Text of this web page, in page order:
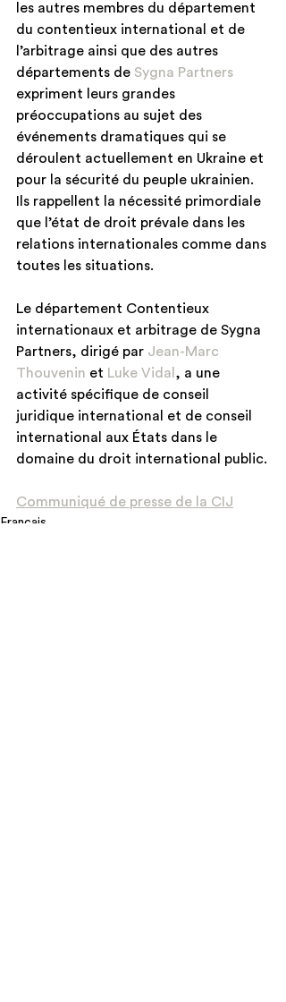
les autres membres du département
du contentieux international et de
l’arbitrage ainsi que des autres
départements de Sygna Partners
expriment leurs grandes
préoccupations au sujet des
événements dramatiques qui se
déroulent actuellement en Ukraine et
pour la sécurité du peuple ukrainien.
Ils rappellent la nécessité primordiale
que l’état de droit prévale dans les
relations internationales comme dans
toutes les situations.
Le département Contentieux
internationaux et arbitrage de Sygna
Partners, dirigé par Jean-Marc
Thouvenin et Luke Vidal , a une
activité spécifique de conseil
juridique international et de conseil
international aux États dans le
domaine du droit international public.
Communiqué de presse de la CIJ
Français